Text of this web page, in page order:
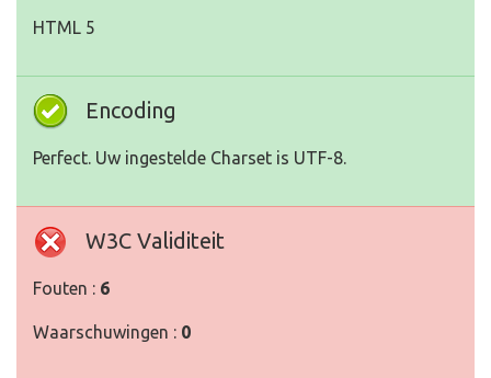
HTML 5
Encoding
Perfect. Uw ingestelde Charset is UTF-8.
W3C Validiteit
Fouten : 6
Waarschuwingen : 0